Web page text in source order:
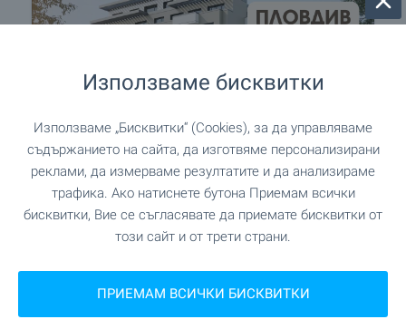
Жилища ново строителство
Използваме бисквитки
Използваме „Бисквитки“ (Cookies), за да управляваме
съдържанието на сайта, да изготвяме персонализирани
реклами, да измерваме резултатите и да анализираме
трафика. Ако натиснете бутона Приемам всички
бисквитки, Вие се съгласявате да приемате бисквитки от
този сайт и от трети страни.
ПРИЕМАМ ВСИЧКИ БИСКВИТКИ